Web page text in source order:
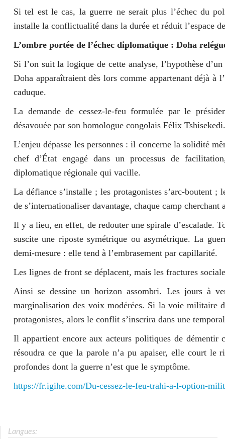
Si tel est le cas, la guerre ne serait plus l’échec du
installe la conflictualité dans la durée et réduit l’espace
L’ombre portée de l’échec diplomatique : Doha
Si l’on suit la logique de cette analyse, l’hypothèse
Doha apparaîtraient dès lors comme appartenant déjà à
caduque.
La demande de cessez-le-feu formulée par le
désavouée par son homologue congolais Félix Tshisekedi.
L’enjeu dépasse les personnes : il concerne la solidité
chef d’État engagé dans un processus de
diplomatique régionale qui vacille.
La défiance s’installe ; les protagonistes s’arc-boutent
de s’internationaliser davantage, chaque camp
Il y a lieu, en effet, de redouter une spirale d’escalade.
suscite une riposte symétrique ou asymétrique. La
demi-mesure : elle tend à l’embrasement par capillarité.
Les lignes de front se déplacent, mais les fractures
Ainsi se dessine un horizon assombri. Les jours à
marginalisation des voix modérées. Si la voie militaire
protagonistes, alors le conflit s’inscrira dans une
Il appartient encore aux acteurs politiques de démentir
résoudra ce que la parole n’a pu apaiser, elle court
profondes dont la guerre n’est que le symptôme.
https://fr.igihe.com/Du-cessez-le-feu-trahi-a-l-option-
Langues: